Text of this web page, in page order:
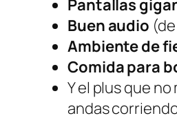
Pantallas
Buen audio
Ambiente de
Comida para
Y el plus que
andas